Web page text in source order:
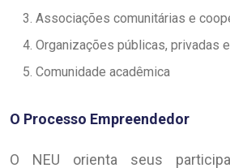
Associações comunitárias e
Organizações públicas, privadas
Comunidade acadêmica
O Processo Empreendedor
O NEU orienta seus